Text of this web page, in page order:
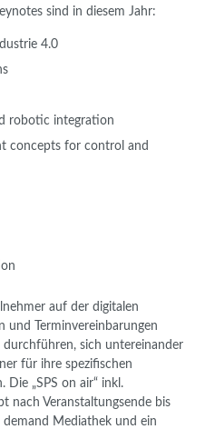
sind in diesem Jahr:
4.0
robotic integration
concepts for control and
auf der digitalen
und Terminvereinbarungen
sich untereinander
für ihre spezifischen
„SPS on air“ inkl.
nach Veranstaltungsende bis
Mediathek und ein